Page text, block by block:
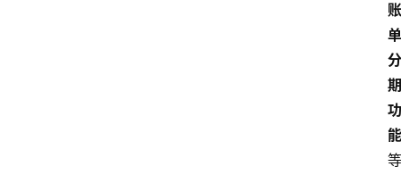
账
单
分
期
功
能
等